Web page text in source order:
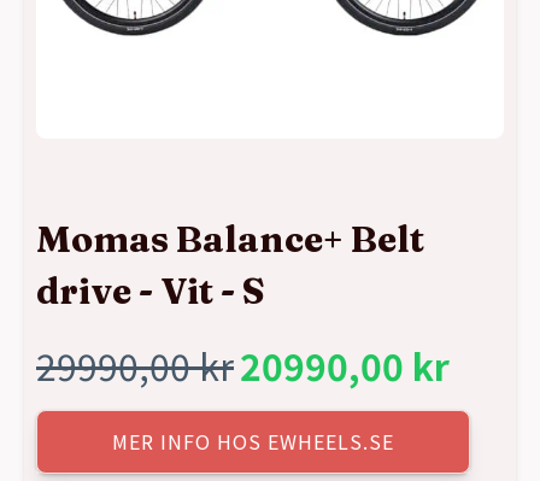
Momas Balance+ Belt
drive - Vit - S
29990,00kr
Det
ursprungliga
20990,00 kr
Det
nuvarande
MER INFO HOS EWHEELS.SE